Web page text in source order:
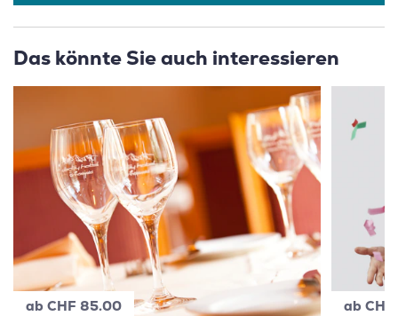
Das könnte Sie auch interessieren
ab CHF 85.00 ab